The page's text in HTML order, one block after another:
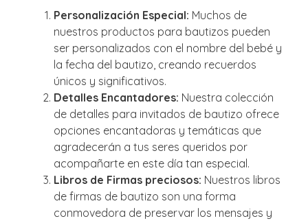
Personalización Especial: Muchos de
nuestros productos para bautizos pueden
ser personalizados con el nombre del bebé y
la fecha del bautizo, creando recuerdos
únicos y significativos.
Detalles Encantadores: Nuestra colección
de detalles para invitados de bautizo ofrece
opciones encantadoras y temáticas que
agradecerán a tus seres queridos por
acompañarte en este día tan especial.
Libros de Firmas preciosos: Nuestros libros
de firmas de bautizo son una forma
conmovedora de preservar los mensajes y